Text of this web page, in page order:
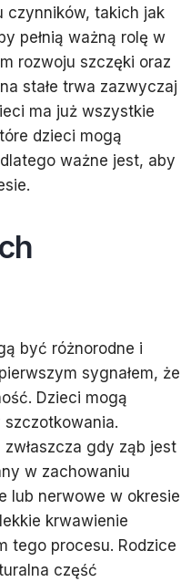
czynników, takich jak
pełnią ważną rolę w
rozwoju szczęki oraz
stałe trwa zazwyczaj
ma już wszystkie
dzieci mogą
ważne jest, aby
być różnorodne i
sygnałem, że
Dzieci mogą
gdy ząb jest
w zachowaniu
lub nerwowe w okresie
krwawienie
tego procesu. Rodzice
część